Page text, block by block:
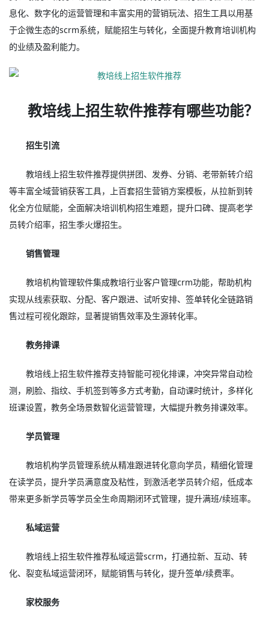
息化、数字化的运营管理和丰富实用的营销玩法、招生工具以用基
于企微生态的scrm系统，赋能招生与转化，全面提升教育培训机构
的业绩及盈利能力。
教培线上招生软件推荐有哪些功能？
招生引流
教培线上招生软件推荐提供拼团、发券、分销、老带新转介绍
等丰富全域营销获客工具，上百套招生营销方案模板，从拉新到转
化全方位赋能，全面解决培训机构招生难题，提升口碑、提高老学
员转介绍率，招生季火爆招生。
销售管理
教培机构管理软件集成教培行业客户管理crm功能，帮助机构
实现从线索获取、分配、客户跟进、试听安排、签单转化全链路销
售过程可视化跟踪，显著提销售效率及生源转化率。
教务排课
教培线上招生软件推荐支持智能可视化排课，冲突异常自动检
测，刷脸、指纹、手机签到等多方式考勤，自动课时统计，多样化
班课设置，教务全场景数智化运营管理，大幅提升教务排课效率。
学员管理
教培机构学员管理系统从精准跟进转化意向学员，精细化管理
在读学员，提升学员满意度及粘性，到激活老学员转介绍，低成本
带来更多新学员等学员全生命周期闭环式管理，提升满班/续班率。
私域运营
教培线上招生软件推荐私域运营scrm，打通拉新、互动、转
化、裂变私域运营闭环，赋能销售与转化，提升签单/续费率。
家校服务